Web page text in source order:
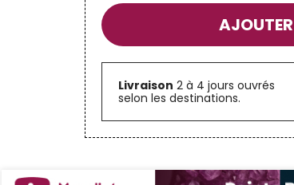
Livraison 2 à 4 jours ouvrés
selon les destinations.